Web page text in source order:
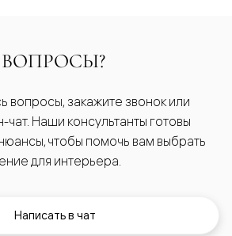
вопросы, закажите звонок или
Наши консультанты готовы
чтобы помочь вам выбрать
для интерьера.
Написать в чат